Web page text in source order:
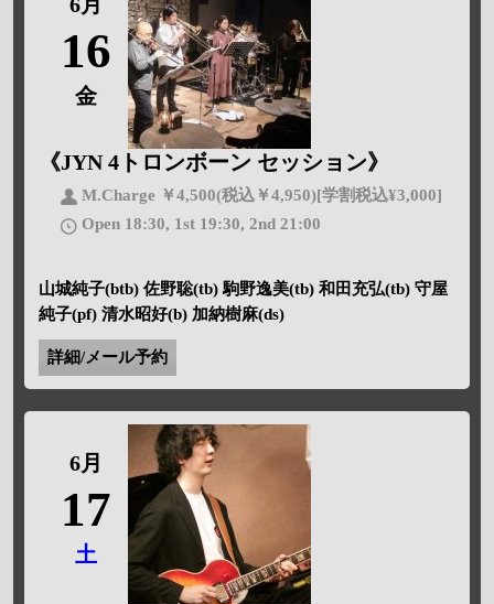
6月
16
金
《JYN 4トロンボーン セッション》
M.Charge ￥4,500(税込￥4,950)[学割税込¥3,000]
Open 18:30, 1st 19:30, 2nd 21:00
山城純子(btb) 佐野聡(tb) 駒野逸美(tb) 和田充弘(tb) 守屋
純子(pf) 清水昭好(b) 加納樹麻(ds)
詳細/メール予約
6月
17
土